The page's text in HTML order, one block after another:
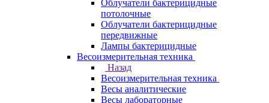
Облучатели бактерицидные
потолочные
Облучатели бактерицидные
передвижные
Лампы бактерицидные
Весоизмерительная техника
Назад
Весоизмерительная техника
Весы аналитические
Весы лабораторные